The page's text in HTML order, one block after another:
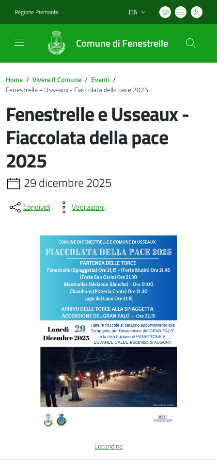
Regione Piemonte Lingua attiva:
ITA
Comune di Fenestrelle
Home / Vivere Il Comune / Eventi /
Fenestrelle e Usseaux - Fiaccolata della pace 2025
Fenestrelle e Usseaux -
Fiaccolata della pace
2025
29 dicembre 2025
Condividi Vedi azioni
Locandina